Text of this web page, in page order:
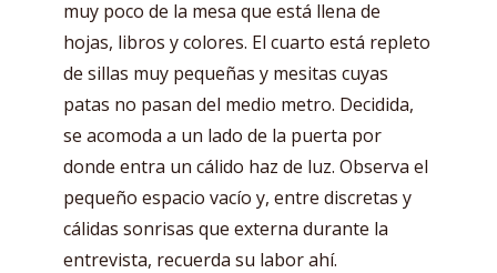
muy poco de la mesa que está llena de
hojas, libros y colores. El cuarto está repleto
de sillas muy pequeñas y mesitas cuyas
patas no pasan del medio metro. Decidida,
se acomoda a un lado de la puerta por
donde entra un cálido haz de luz. Observa el
pequeño espacio vacío y, entre discretas y
cálidas sonrisas que externa durante la
entrevista, recuerda su labor ahí.